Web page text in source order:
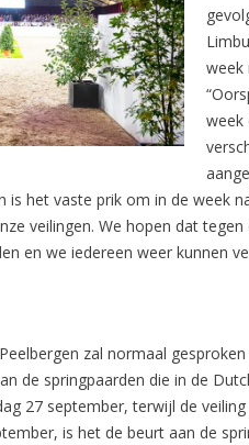
week
week
is het vaste prik om in de week
veilingen. We hopen dat
en we iedereen weer kunnen
zal normaal
de springpaarden die in de
27 september, terwijl de
is het de beurt aan de